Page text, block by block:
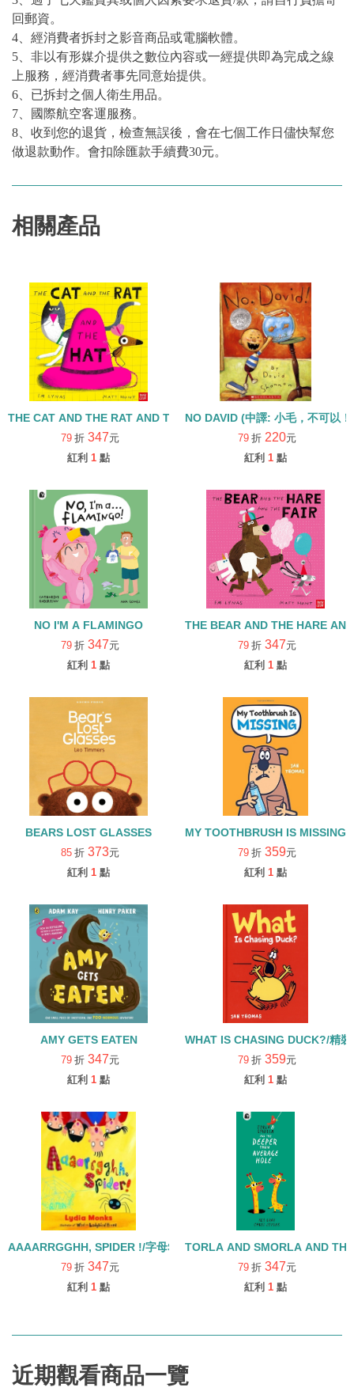
回郵資。
4、經消費者拆封之影音商品或電腦軟體。
5、非以有形媒介提供之數位內容或一經提供即為完成之線
上服務，經消費者事先同意始提供。
6、已拆封之個人衛生用品。
7、國際航空客運服務。
8、收到您的退貨，檢查無誤後，會在七個工作日儘快幫您
做退款動作。會扣除匯款手續費30元。
相關產品
THE CAT AND THE RAT AND THE HAT/書+QR code/繪本+線上音檔
79 折 347元
紅利 1 點
NO DAVID (中譯: 小毛，不可以！
79 折 220元
紅利 1 點
NO I'M A FLAMINGO
79 折 347元
紅利 1 點
THE BEAR AND
79 折 347元
紅利 1 點
BEARS LOST GLASSES
85 折 373元
紅利 1 點
MY TOOTHBRUSH IS MISSING/
79 折 359元
紅利 1 點
AMY GETS EATEN
79 折 347元
紅利 1 點
WHAT IS CHASING DUCK?/精裝
79 折 359元
紅利 1 點
AAAARRGGHH, SPIDER !/字母S學習繪本
79 折 347元
紅利 1 點
TORLA AND SMORLA AND
79 折 347元
紅利 1 點
近期觀看商品一覽